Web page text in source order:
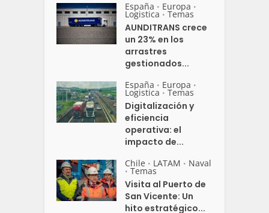
España • Europa •
Logistica • Temas
AUNDITRANS crece
un 23% en los
arrastres
gestionados...
España • Europa •
Logistica • Temas
Digitalización y
eficiencia
operativa: el
impacto de...
Chile • LATAM • Naval
• Temas
Visita al Puerto de
San Vicente: Un
hito estratégico...